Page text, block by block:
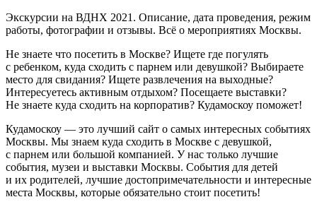
Экскурсии на ВДНХ 2021. Описание, дата проведения, режим
работы, фотографии и отзывы. Всё о мероприятиях Москвы.
Не знаете что посетить в Москве? Ищете где погулять
с ребенком, куда сходить с парнем или девушкой? Выбираете
место для свидания? Ищете развлечения на выходные?
Интересуетесь активным отдыхом? Посещаете выставки?
Не знаете куда сходить на корпоратив? Кудамоскоу поможет!
Кудамоскоу — это лучший сайт о самых интересных событиях
Москвы. Мы знаем куда сходить в Москве с девушкой,
с парнем или большой компанией. У нас только лучшие
события, музеи и выставки Москвы. События для детей
и их родителей, лучшие достопримечательности и интересные
места Москвы, которые обязательно стоит посетить!